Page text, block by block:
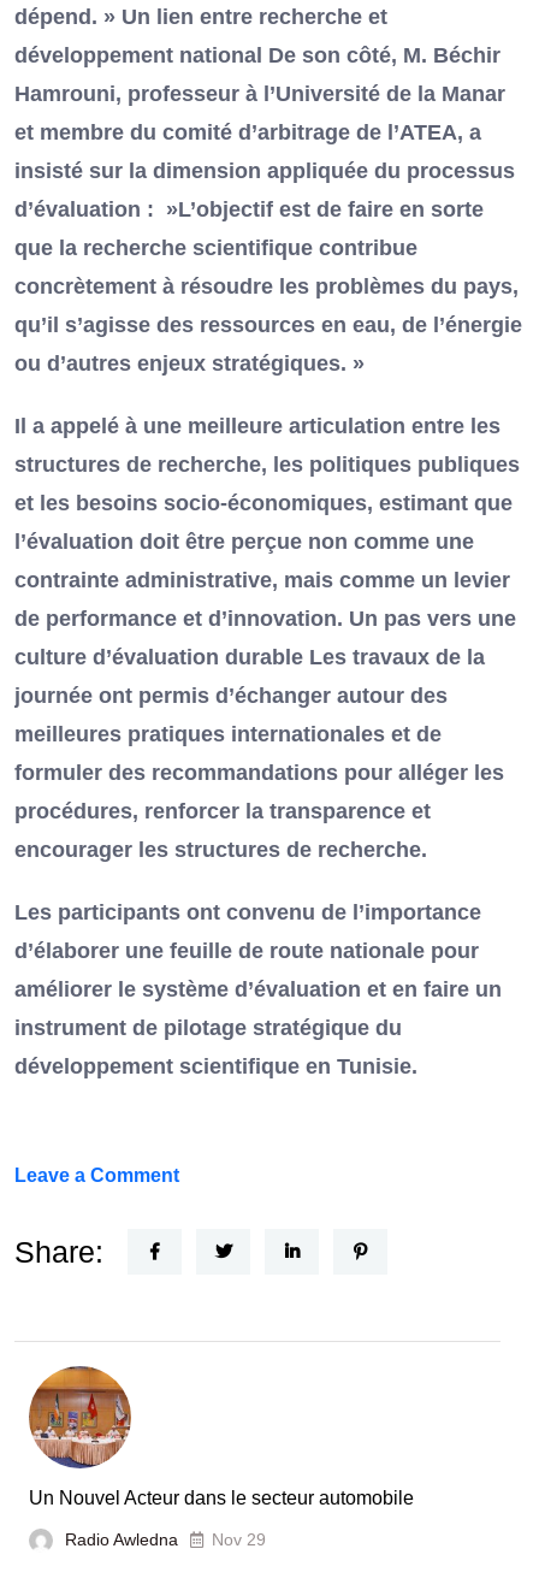
dépend. » Un lien entre recherche et
développement national De son côté, M. Béchir
Hamrouni, professeur à l’Université de la Manar
et membre du comité d’arbitrage de l’ATEA, a
insisté sur la dimension appliquée du processus
d’évaluation : »L’objectif est de faire en sorte
que la recherche scientifique contribue
concrètement à résoudre les problèmes du pays,
qu’il s’agisse des ressources en eau, de l’énergie
ou d’autres enjeux stratégiques. »
Il a appelé à une meilleure articulation entre les
structures de recherche, les politiques publiques
et les besoins socio-économiques, estimant que
l’évaluation doit être perçue non comme une
contrainte administrative, mais comme un levier
de performance et d’innovation. Un pas vers une
culture d’évaluation durable Les travaux de la
journée ont permis d’échanger autour des
meilleures pratiques internationales et de
formuler des recommandations pour alléger les
procédures, renforcer la transparence et
encourager les structures de recherche.
Les participants ont convenu de l’importance
d’élaborer une feuille de route nationale pour
améliorer le système d’évaluation et en faire un
instrument de pilotage stratégique du
développement scientifique en Tunisie.
Leave a Commenton
Horizon
la
France
Share:
Un Nouvel Acteur dans le secteur automobile
Radio Awledna Nov 29